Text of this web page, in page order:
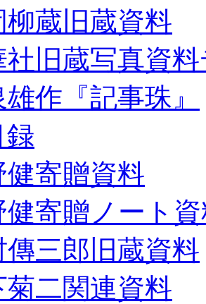
柳蔵旧蔵資料
社旧蔵写真資
作『記事珠』
録
健寄贈資料
健寄贈ノート
傳三郎旧蔵資料
菊二関連資料